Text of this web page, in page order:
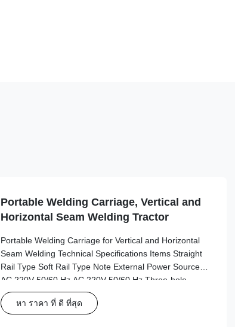
Portable Welding Carriage, Vertical and
Horizontal Seam Welding Tractor
Portable Welding Carriage for Vertical and Horizontal
Seam Welding Technical Specifications Items Straight
Rail Type Soft Rail Type Note External Power Source
AC 220V 50/60 Hz AC 220V 50/60 Hz Three-hole
Working Power Source AC 20V AC 20V Use of each
driver Dimensions 245*520*280cm 245*520*290cm
หา ราคา ที่ ดี ที่สุด